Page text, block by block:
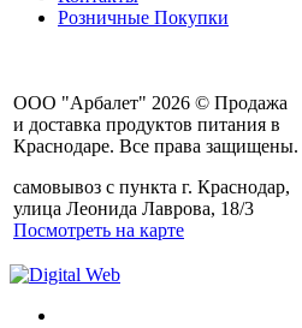
Розничные Покупки
ООО "Арбалет" 2026 © Продажа
и доставка продуктов питания в
Краснодаре. Все права защищены.
самовывоз с пункта г. Краснодар,
улица Леонида Лаврова, 18/3
Посмотреть на карте